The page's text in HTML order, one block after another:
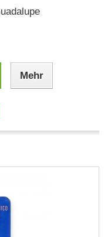
Mehr